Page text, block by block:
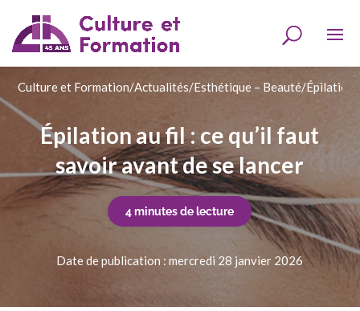
Culture et Formation/Actualités/Esthétique – Beauté/Épilation
Épilation au fil : ce qu’il faut
savoir avant de se lancer
4 minutes de lecture
Date de publication : mercredi 28 janvier 2026